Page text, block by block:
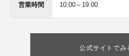
営業時間 10:00～19:00
公式サイトでみ